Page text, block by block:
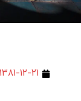
۱۳۸۱-۱۲-۲۱